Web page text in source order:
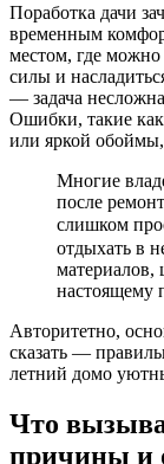
Поработка дачи
временным
местом, где можно
силы и
— задача
Ошибки, такие
или яркой обоймы,
Многие
после
слишком
отдыхать в
материалов,
настоящему
Авторитетно,
сказать —
летний домо
Что
причины и